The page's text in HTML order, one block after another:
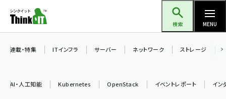
ン
検索 MENU
連載・特集 ITインフラ サーバー ネットワーク ストレージ
AI・人工知能 Kubernetes OpenStack イベントレポート イン